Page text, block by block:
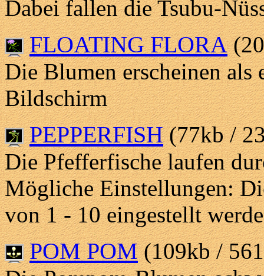
Dabei fallen die Tsubu-
FLOATING FLORA
Die Blumen erscheinen als
Bildschirm
PEPPERFISH(77kb /
Die Pfefferfische laufen
Mögliche Einstellungen:
von 1 - 10 eingestellt
POM POM(109kb /